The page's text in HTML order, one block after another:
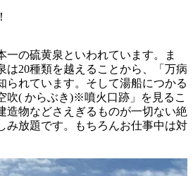
一の硫黄泉といわれています。ま
は20種類を越えることから、「万病
られています。そして湯船につかる
吹( からぶき)※噴火口跡」を見るこ
造物などさえぎるものが一切ない絶
み放題です。もちろんお仕事中は対